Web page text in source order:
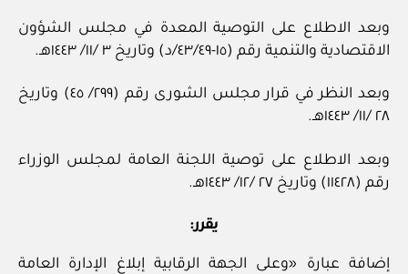
وبعد الاطلاع على التوصية المعدة في مجلس الشؤون
الاقتصادية والتنمية رقم (١٥-٤٣/٤٩/د) وتاريخ ٣ /١١/ ١٤٤٣هـ.
وبعد النظر في قرار مجلس الشورى رقم (٢٩٩/ ٤٥) وتاريخ
٢٨ /١١/ ١٤٤٣هـ.
وبعد الاطلاع على توصية اللجنة العامة لمجلس الوزراء
رقم (١١٤٢٨) وتاريخ ٢٧ /١٢/ ١٤٤٣هـ.
يقرر:
إضافة عبارة «وعلى الجهة الرقابية إبلاغ الإدارة العامة